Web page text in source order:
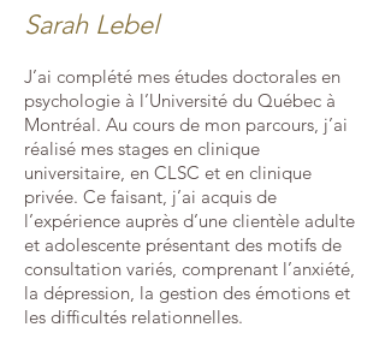
Sarah Lebel
J’ai complété mes études doctorales en
psychologie à l’Université du Québec à
Montréal. Au cours de mon parcours, j’ai
réalisé mes stages en clinique
universitaire, en CLSC et en clinique
privée. Ce faisant, j’ai acquis de
l’expérience auprès d’une clientèle adulte
et adolescente présentant des motifs de
consultation variés, comprenant l’anxiété,
la dépression, la gestion des émotions et
les difficultés relationnelles.